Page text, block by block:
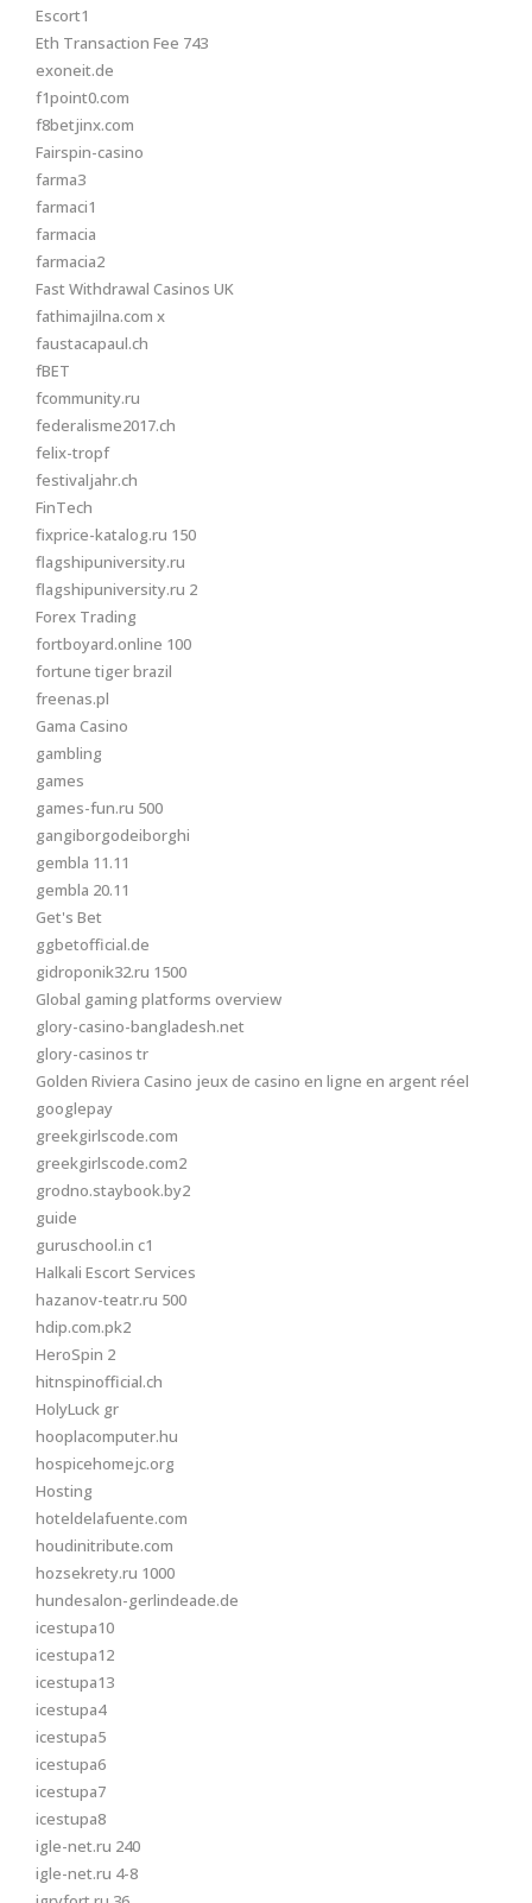
Escort1
Eth Transaction Fee 743
exoneit.de
f1point0.com
f8betjinx.com
Fairspin-casino
farma3
farmaci1
farmacia
farmacia2
Fast Withdrawal Casinos UK
fathimajilna.com x
faustacapaul.ch
fBET
fcommunity.ru
federalisme2017.ch
felix-tropf
festivaljahr.ch
FinTech
fixprice-katalog.ru 150
flagshipuniversity.ru
flagshipuniversity.ru 2
Forex Trading
fortboyard.online 100
fortune tiger brazil
freenas.pl
Gama Casino
gambling
games
games-fun.ru 500
gangiborgodeiborghi
gembla 11.11
gembla 20.11
Get's Bet
ggbetofficial.de
gidroponik32.ru 1500
Global gaming platforms overview
glory-casino-bangladesh.net
glory-casinos tr
Golden Riviera Casino jeux de casino en ligne en argent réel
googlepay
greekgirlscode.com
greekgirlscode.com2
grodno.staybook.by2
guide
guruschool.in c1
Halkali Escort Services
hazanov-teatr.ru 500
hdip.com.pk2
HeroSpin 2
hitnspinofficial.ch
HolyLuck gr
hooplacomputer.hu
hospicehomejc.org
Hosting
hoteldelafuente.com
houdinitribute.com
hozsekrety.ru 1000
hundesalon-gerlindeade.de
icestupa10
icestupa12
icestupa13
icestupa4
icestupa5
icestupa6
icestupa7
icestupa8
igle-net.ru 240
igle-net.ru 4-8